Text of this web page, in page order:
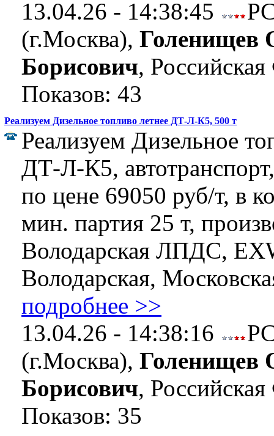
13.04.26 - 14:38:45
(г.Москва), Голенищев
Борисович,
Показов: 43
Реализуем Дизельное топливо летнее ДТ-Л-К5, 500 т
Реализуем Дизельное
ДТ-Л-К5,
по цене 69050 руб/т, в
мин. партия 25 т,
Володарская ЛПДС,
Володарская,
подробнее >>
13.04.26 - 14:38:16
(г.Москва), Голенищев
Борисович,
Показов: 35